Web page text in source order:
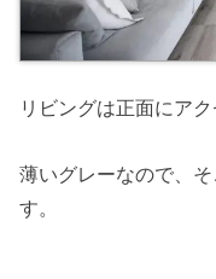
リビングは正面にア
薄いグレーなので、
す。